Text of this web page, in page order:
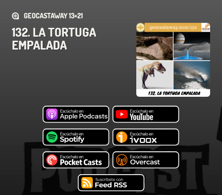
GEOCASTAWAY 13×21
132. LA TORTUGA
EMPALADA